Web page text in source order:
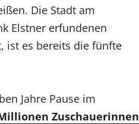
Die Stadt am
Elstner erfundenen
ist es bereits die fünfte
Jahre Pause im
Zuschauerinnen